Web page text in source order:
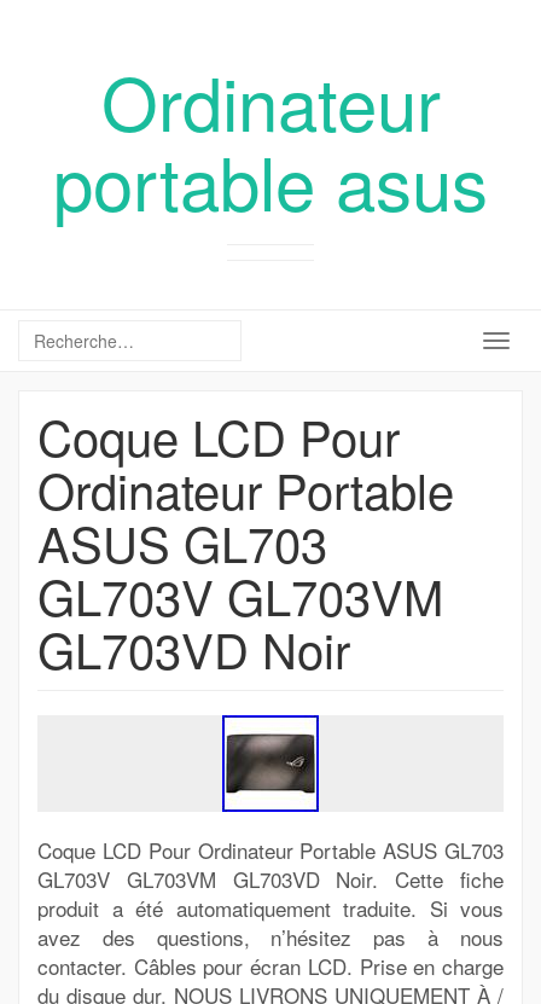
Ordinateur
portable asus
Coque LCD Pour
Ordinateur Portable
ASUS GL703
GL703V GL703VM
GL703VD Noir
Coque LCD Pour Ordinateur Portable ASUS GL703
GL703V GL703VM GL703VD Noir. Cette fiche
produit a été automatiquement traduite. Si vous
avez des questions, n’hésitez pas à nous
contacter. Câbles pour écran LCD. Prise en charge
du disque dur. NOUS LIVRONS UNIQUEMENT À /